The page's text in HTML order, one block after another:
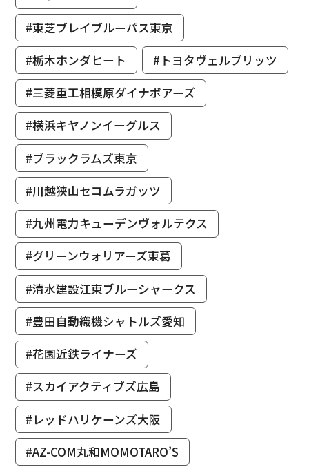
#東芝ブレイブルーパス東京
#栃木ホンダヒート
#トヨタヴェルブリッツ
#三菱重工相模原ダイナボアーズ
#横浜キヤノンイーグルス
#ブラックラムズ東京
#川越狭山セコムラガッツ
#九州電力キューデンヴォルテクス
#グリーンウォリアーズ東葛
#清水建設江東ブルーシャークス
#豊田自動織機シャトルズ愛知
#花園近鉄ライナーズ
#スカイアクティブズ広島
#レッドハリケーンズ大阪
#AZ-COM丸和MOMOTARO’S